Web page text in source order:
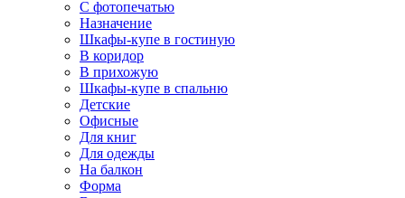
С фотопечатью
Назначение
Шкафы-купе в гостиную
В коридор
В прихожую
Шкафы-купе в спальню
Детские
Офисные
Для книг
Для одежды
На балкон
Форма